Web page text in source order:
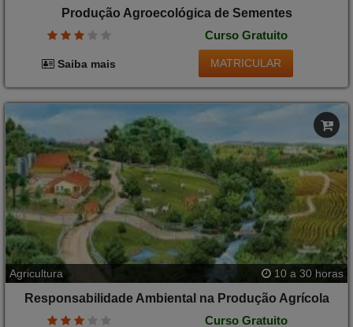
Produção Agroecológica de Sementes
Curso Gratuito
Saiba mais MATRICULAR
Agricultura 10 a 30 horas
Responsabilidade Ambiental na Produção Agrícola
Curso Gratuito